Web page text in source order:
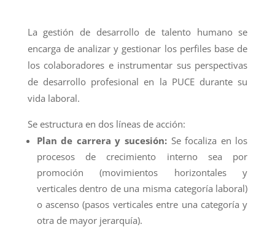
La gestión de desarrollo de talento humano se
encarga de analizar y gestionar los perfiles base de
los colaboradores e instrumentar sus perspectivas
de desarrollo profesional en la PUCE durante su
vida laboral.
Se estructura en dos líneas de acción:
Plan de carrera y sucesión: Se focaliza en los
procesos de crecimiento interno sea por
promoción (movimientos horizontales y
verticales dentro de una misma categoría laboral)
o ascenso (pasos verticales entre una categoría y
otra de mayor jerarquía).